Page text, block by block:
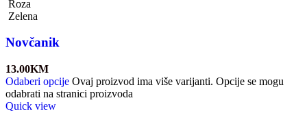
Roza
Zelena
Novčanik
13.00KM
Odaberi opcije Ovaj proizvod ima više varijanti. Opcije se mogu
odabrati na stranici proizvoda
Quick view